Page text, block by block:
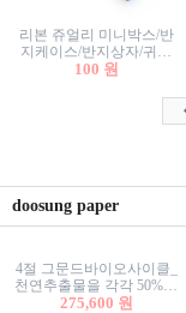
리본 쥬얼리 미니박스/반
지케이스/반지상자/귀걸
이상자/귀걸이박스/악세
100 원
doosung paper
4절 그문드바이오사이클_
천연추출물을 각각 50%이
상 함유한 친환경그래픽
275,600 원